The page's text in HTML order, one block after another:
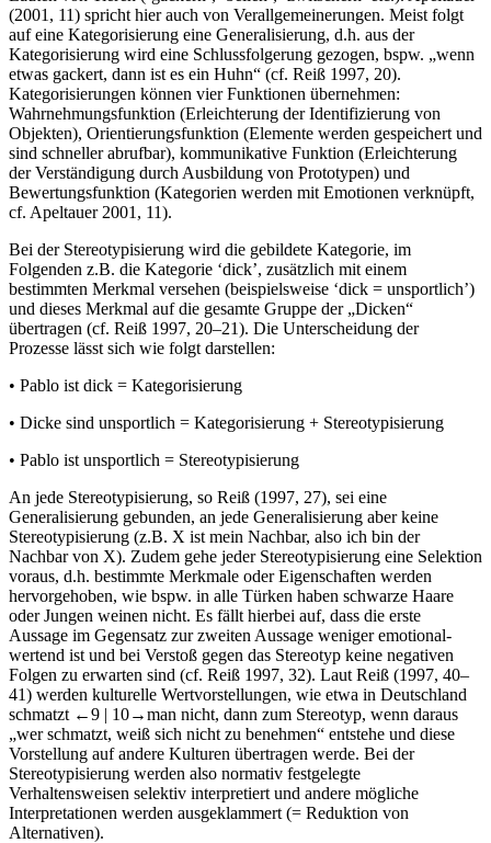
(2001 , 11) spricht hier auch von Verallgemeinerungen. Meist folgt
auf eine Kategorisierung eine Generalisierung, d.h. aus der
Kategorisierung wird eine Schlussfolgerung gezogen, bspw. „wenn
etwas gackert, dann ist es ein Huhn“ (cf. Reiß 1997, 20).
Kategorisierungen können vier Funktionen übernehmen:
Wahrnehmungsfunktion (Erleichterung der Identifizierung von
Objekten), Orientierungsfunktion (Elemente werden gespeichert und
sind schneller abrufbar), kommunikative Funktion (Erleichterung
der Verständigung durch Ausbildung von Prototypen) und
Bewertungsfunktion (Kategorien werden mit Emotionen verknüpft,
cf. Apeltauer 2001 , 11).
Bei der Stereotypisierung wird die gebildete Kategorie, im
Folgenden z.B. die Kategorie ‘dick’, zusätzlich mit einem
bestimmten Merkmal versehen (beispielsweise ‘dick = unsportlich’)
und dieses Merkmal auf die gesamte Gruppe der „Dicken“
übertragen (cf. Reiß 1997, 20–21). Die Unterscheidung der
Prozesse lässt sich wie folgt darstellen:
• Pablo ist dick = Kategorisierung
• Dicke sind unsportlich = Kategorisierung + Stereotypisierung
• Pablo ist unsportlich = Stereotypisierung
An jede Stereotypisierung, so Reiß (1997, 27), sei eine
Generalisierung gebunden, an jede Generalisierung aber keine
Stereotypisierung (z.B. X ist mein Nachbar, also ich bin der
Nachbar von X). Zudem gehe jeder Stereotypisierung eine Selektion
voraus, d.h. bestimmte Merkmale oder Eigenschaften werden
hervorgehoben, wie bspw. in alle Türken haben schwarze Haare
oderJungen weinen nicht. Es fällt hierbei auf, dass die erste
Aussage im Gegensatz zur zweiten Aussage weniger emotional-
wertend ist und bei Verstoß gegen das Stereotyp keine negativen
Folgen zu erwarten sind (cf. Reiß 1997, 32). Laut Reiß (1997, 40–
41) werden kulturelle Wertvorstellungen, wie etwa in Deutschland
schmatzt ←9 | 10→man nicht, dann zum Stereotyp, wenn daraus
„wer schmatzt, weiß sich nicht zu benehmen“ entstehe und diese
Vorstellung auf andere Kulturen übertragen werde. Bei der
Stereotypisierung werden also normativ festgelegte
Verhaltensweisen selektiv interpretiert und andere mögliche
Interpretationen werden ausgeklammert (= Reduktion von
Alternativen).